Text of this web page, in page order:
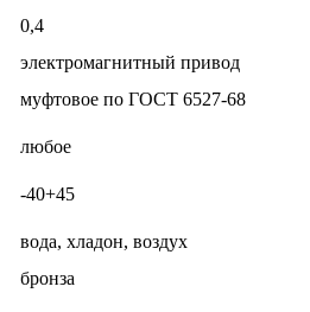
0,4
электромагнитный привод
муфтовое по ГОСТ 6527-68
любое
-40+45
вода, хладон, воздух
бронза